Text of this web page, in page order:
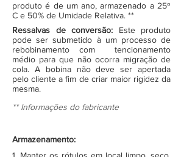
produto é de um ano, armazenado a 25º
C e 50% de Umidade Relativa. **
Ressalvas de conversão: Este produto
pode ser submetido à um processo de
rebobinamento com tencionamento
médio para que não ocorra migração de
cola. A bobina não deve ser apertada
pelo cliente a fim de criar maior rigidez da
mesma.
** Informações do fabricante
Armazenamento: